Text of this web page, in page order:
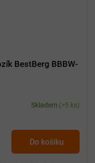
BestBerg BBBW-
Skladem (>5 ks)
Do košíku